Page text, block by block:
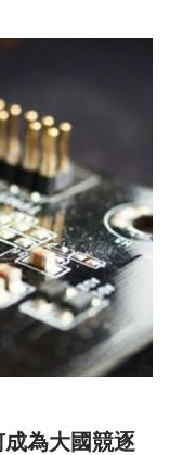
為大國競逐